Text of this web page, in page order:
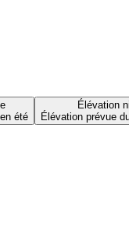
été
Élévation
Élévation prévue